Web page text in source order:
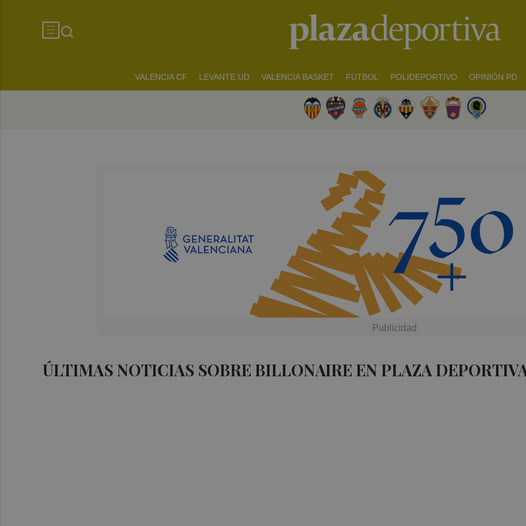
VALENCIA CF LEVANTE UD VALENCIA BASKET FUTBOL POLIDEPORTIVO OPINIÓN PD
ÚLTIMAS NOTICIAS SOBRE BILLONAIRE EN PLAZA